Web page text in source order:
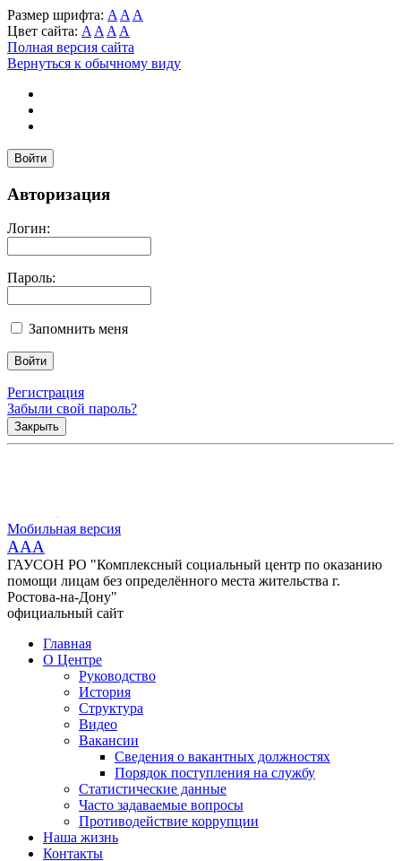
Размер шрифта: A A A
Цвет сайта: A A A A
Полная версия сайта
Вернуться к обычному виду
Войти
Авторизация
Логин:
Пароль:
Запомнить меня
Регистрация
Забыли свой пароль?
Закрыть
Мобильная версия
AAA
ГАУСОН РО "Комплексный социальный центр по оказанию
помощи лицам без определённого места жительства г.
Ростова-на-Дону"
официальный сайт
Главная
О Центре
Руководство
История
Структура
Видео
Вакансии
Сведения о вакантных должностях
Порядок поступления на службу
Статистические данные
Часто задаваемые вопросы
Противодействие коррупции
Наша жизнь
Контакты